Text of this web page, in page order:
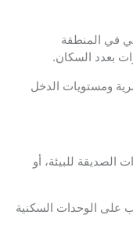
في المنطقة
بعدد السكان.
ومستويات الدخل
الصديقة للبيئة، أو
على الوحدات السكنية